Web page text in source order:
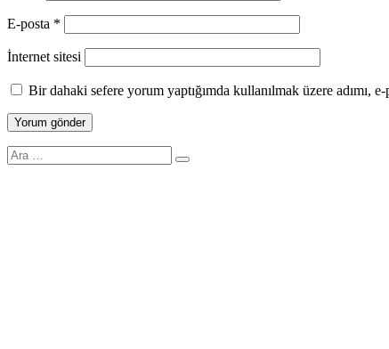
E-posta *
İnternet sitesi
Bir dahaki sefere yorum yaptığımda kullanılmak üzere adımı,
Search
for: